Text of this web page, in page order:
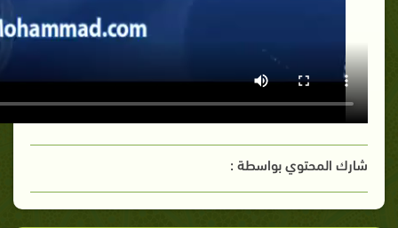
شارك المحتوي بواسطة :